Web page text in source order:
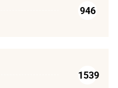
946
1539